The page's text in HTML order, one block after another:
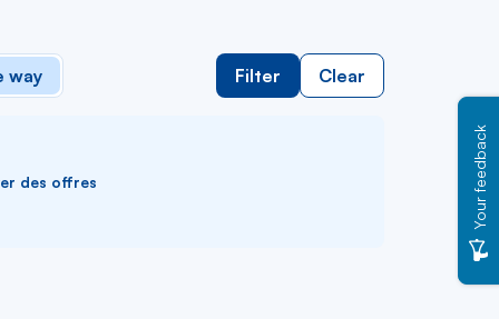
way Filter Clear
des offres Your feedback